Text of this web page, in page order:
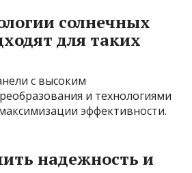
солнечных
для таких
с высоким
и технологиями
эффективности.
надежность и